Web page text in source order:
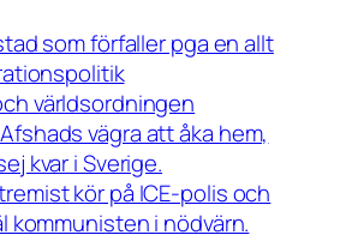
som förfaller pga en allt
världsordningen
vägra att åka hem,
kvar i Sverige.
kör på ICE-polis och
kommunisten i nödvärn.